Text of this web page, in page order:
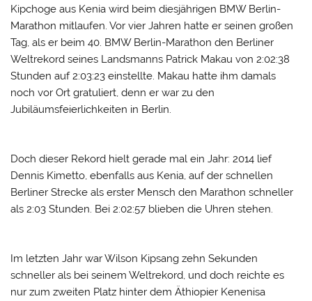
Kipchoge aus Kenia wird beim diesjährigen BMW Berlin-
Marathon mitlaufen. Vor vier Jahren hatte er seinen großen
Tag, als er beim 40. BMW Berlin-Marathon den Berliner
Weltrekord seines Landsmanns Patrick Makau von 2:02:38
Stunden auf 2:03:23 einstellte. Makau hatte ihm damals
noch vor Ort gratuliert, denn er war zu den
Jubiläumsfeierlichkeiten in Berlin.
Doch dieser Rekord hielt gerade mal ein Jahr: 2014 lief
Dennis Kimetto, ebenfalls aus Kenia, auf der schnellen
Berliner Strecke als erster Mensch den Marathon schneller
als 2:03 Stunden. Bei 2:02:57 blieben die Uhren stehen.
Im letzten Jahr war Wilson Kipsang zehn Sekunden
schneller als bei seinem Weltrekord, und doch reichte es
nur zum zweiten Platz hinter dem Äthiopier Kenenisa